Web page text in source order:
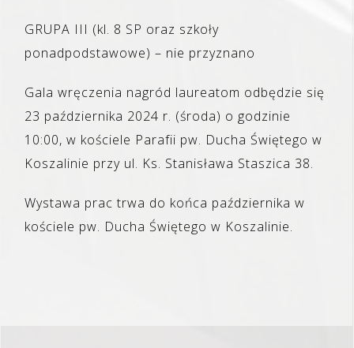
GRUPA III (kl. 8 SP oraz szkoły
ponadpodstawowe) – nie przyznano
Gala wręczenia nagród laureatom odbędzie się
23 października 2024 r. (środa) o godzinie
10:00, w kościele Parafii pw. Ducha Świętego w
Koszalinie przy ul. Ks. Stanisława Staszica 38.
Wystawa prac trwa do końca października w
kościele pw. Ducha Świętego w Koszalinie.